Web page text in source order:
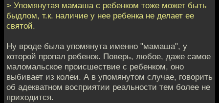
> Упомянутая мамаша с ребенком тоже может быть
быдлом, т.к. наличие у нее ребенка не делает ее
святой.
Ну вроде была упомянута именно "мамаша", у
которой пропал ребенок. Поверь, любое, даже самое
маломальское происшествие с ребенком, оно
выбивает из колеи. А в упомянутом случае, говорить
об адекватном восприятии реальности тем более не
приходится.